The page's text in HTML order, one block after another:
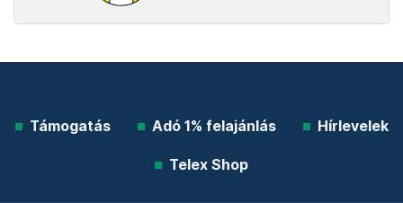
Támogatás Adó 1% felajánlás Hírlevelek
Telex Shop